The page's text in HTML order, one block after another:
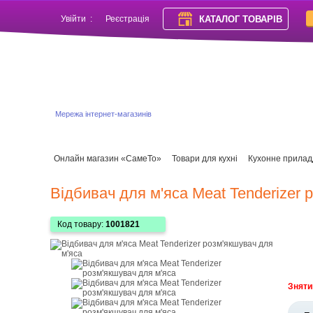
Увійти : Реєстрація КАТАЛОГ ТОВАРІВ
Мережа інтернет-магазинів
Онлайн магазин «СамеТо» Товари для кухні Кухонне
Відбивач для м'яса Meat Tenderizer
Код товару: 1001821